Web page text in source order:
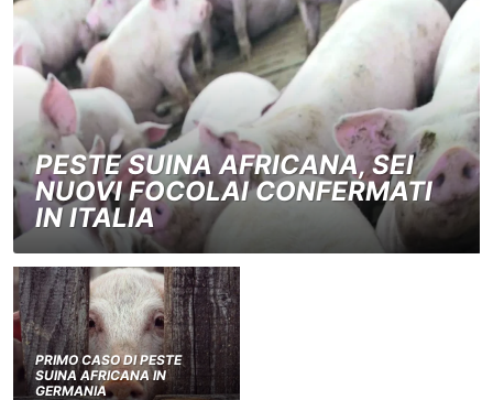
PESTE SUINA AFRICANA, SEI
NUOVI FOCOLAI CONFERMATI
IN ITALIA
PRIMO CASO DI PESTE
SUINA AFRICANA IN
GERMANIA